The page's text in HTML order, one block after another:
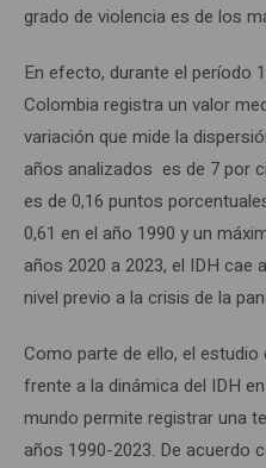
grado de violencia es de los
En efecto, durante el período
Colombia registra un valor
variación que mide la
años analizados es de 7 por
es de 0,16 puntos
0,61 en el año 1990 y un
años 2020 a 2023, el IDH cae
nivel previo a la crisis de la
Como parte de ello, el
frente a la dinámica del IDH
mundo permite registrar una
años 1990-2023. De acuerdo